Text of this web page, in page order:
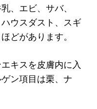
、エビ、サバ、
ウスダスト、スギ
どがあります。
キスを皮膚内に入
ン項目は栗、ナ